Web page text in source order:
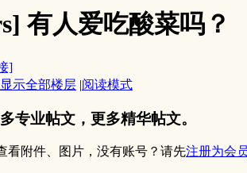
有人爱吃酸菜吗？
]
显示全部楼层 |阅读模式
专业帖文，更多精华帖文。
看附件、图片，没有账号？请先注册为会